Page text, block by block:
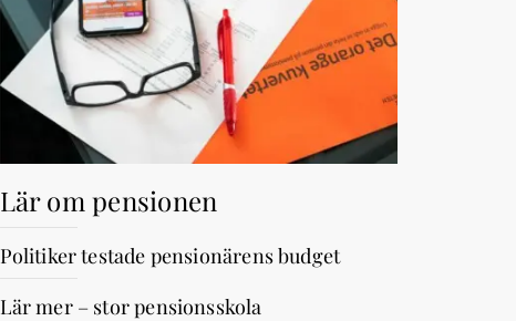
Lär om pensionen
Politiker testade pensionärens budget
Lär mer – stor pensionsskola